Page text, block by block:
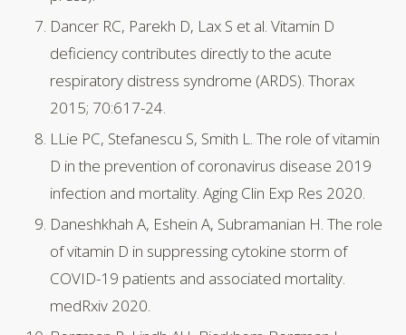
Dancer RC, Parekh D, Lax S et al. Vitamin D
deficiency contributes directly to the acute
respiratory distress syndrome (ARDS). Thorax
2015; 70:617-24.
LLie PC, Stefanescu S, Smith L. The role of vitamin
D in the prevention of coronavirus disease 2019
infection and mortality. Aging Clin Exp Res 2020.
Daneshkhah A, Eshein A, Subramanian H. The role
of vitamin D in suppressing cytokine storm of
COVID-19 patients and associated mortality.
medRxiv 2020.